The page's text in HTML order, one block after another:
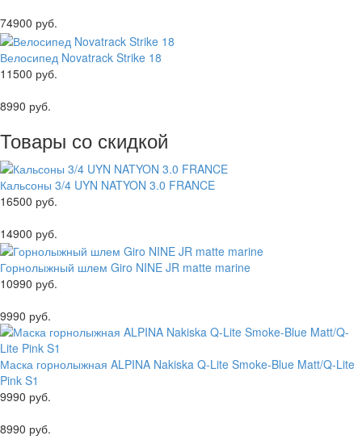
74900 руб.
Велосипед Novatrack Strike 18
11500 руб.
8990 руб.
Товары со скидкой
Кальсоны 3/4 UYN NATYON 3.0 FRANCE
16500 руб.
14900 руб.
Горнолыжный шлем Giro NINE JR matte marine
10990 руб.
9990 руб.
Маска горнолыжная ALPINA Nakiska Q-Lite Smoke-Blue Matt/Q-Lite
Pink S1
9990 руб.
8990 руб.